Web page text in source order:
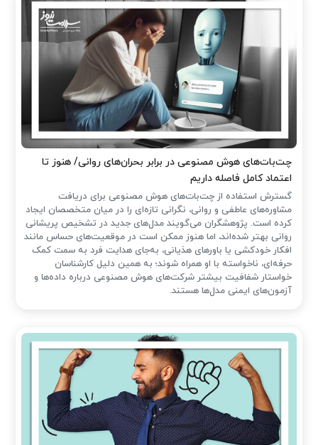
چت‌بات‌های هوش مصنوعی در برابر بحران‌های روانی/ هنوز تا
اعتماد کامل فاصله داریم
گسترش استفاده از چت‌بات‌های هوش مصنوعی برای دریافت
مشاوره‌های عاطفی و روانی، نگرانی تازه‌ای را در میان متخصصان ایجاد
کرده است. پژوهشگران می‌گویند مدل‌های جدید در تشخیص پریشانی
روانی بهتر شده‌اند، اما هنوز ممکن است در موقعیت‌های حساس مانند
افکار خودکشی یا باورهای هذیانی، به‌جای هدایت فرد به سمت کمک
حرفه‌ای، ناخواسته با او همراه شوند؛ به همین دلیل کارشناسان
خواستار شفافیت بیشتر شرکت‌های هوش مصنوعی درباره داده‌ها و
آزمون‌های ایمنی مدل‌ها هستند.